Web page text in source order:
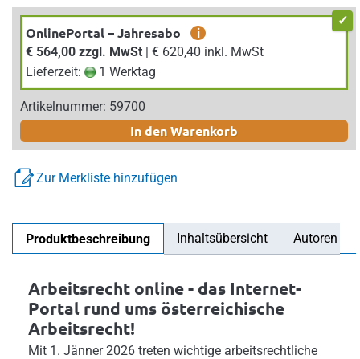
OnlinePortal – Jahresabo
i
€ 564,00 zzgl. MwSt
| € 620,40 inkl. MwSt
Lieferzeit:
1 Werktag
Artikelnummer: 59700
In den Warenkorb
Zur Merkliste hinzufügen
Produktbeschreibung Inhaltsübersicht Autoren
Arbeitsrecht online - das Internet-
Portal rund ums österreichische
Arbeitsrecht!
Mit 1. Jänner 2026 treten wichtige arbeitsrechtliche